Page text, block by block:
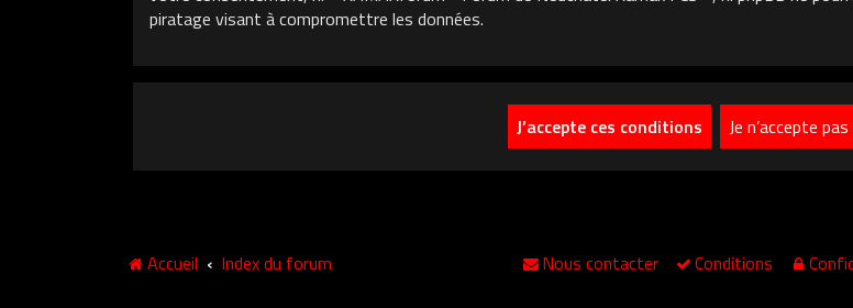
piratage visant à compromettre les données.
Accueil Index du forum Conditions
Nous contacter